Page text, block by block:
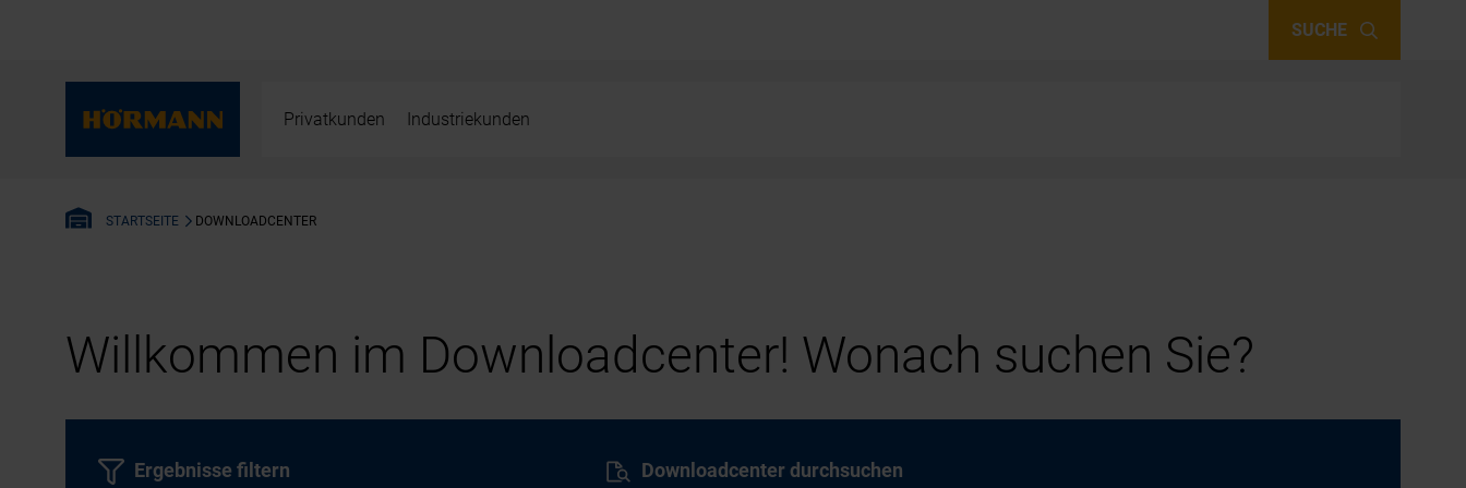
SUCHE
Privatkunden Industriekunden
STARTSEITE DOWNLOADCENTER
Willkommen im Downloadcenter! Wonach suchen Sie?
Downloadcenter durchsuchen
Ergebnisse filtern